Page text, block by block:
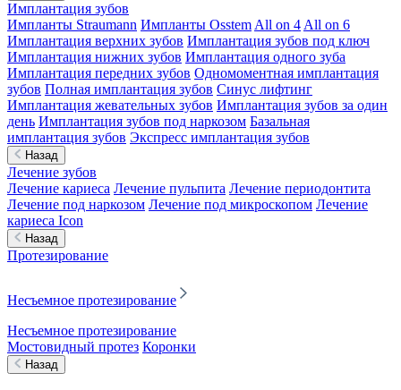
Имплантация зубов
Импланты Straumann Импланты Osstem All on 4 All on 6
Имплантация верхних зубов Имплантация зубов под ключ
Имплантация нижних зубов Имплантация одного зуба
Имплантация передних зубов Одномоментная имплантация
зубов Полная имплантация зубов Синус лифтинг
Имплантация жевательных зубов Имплантация зубов за один
день Имплантация зубов под наркозом Базальная
имплантация зубов Экспресс имплантация зубов
Назад
Лечение зубов
Лечение кариеса Лечение пульпита Лечение периодонтита
Лечение под наркозом Лечение под микроскопом Лечение
кариеса Icon
Назад
Протезирование
Несъемное протезирование
Несъемное протезирование
Мостовидный протез Коронки
Назад